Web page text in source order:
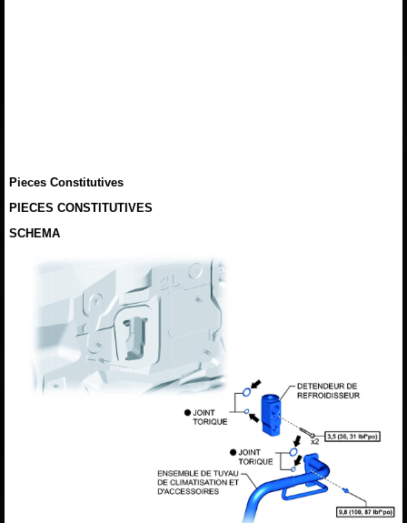
Pieces Constitutives
PIECES CONSTITUTIVES
SCHEMA